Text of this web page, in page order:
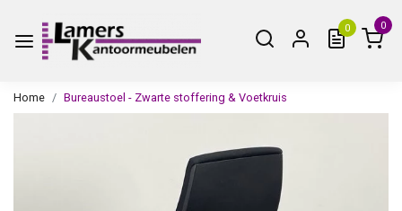
0 0
Home Bureaustoel - Zwarte stoffering & Voetkruis